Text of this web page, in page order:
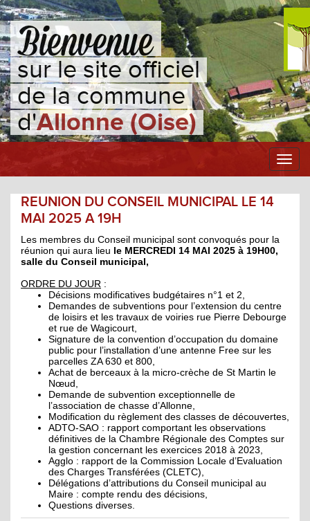
sur le site officiel
de la commune
d'Allonne (Oise)
REUNION DU CONSEIL MUNICIPAL LE 14
MAI 2025 A 19H
Les membres du Conseil municipal sont convoqués pour la
réunion qui aura lieu le MERCREDI 14 MAI 2025 à 19H00,
salle du Conseil municipal,
ORDRE DU JOUR :
Décisions modificatives budgétaires n°1 et 2,
Demandes de subventions pour l’extension du centre
de loisirs et les travaux de voiries rue Pierre Debourge
et rue de Wagicourt,
Signature de la convention d’occupation du domaine
public pour l’installation d’une antenne Free sur les
parcelles ZA 630 et 800,
Achat de berceaux à la micro-crèche de St Martin le
Nœud,
Demande de subvention exceptionnelle de
l’association de chasse d’Allonne,
Modification du règlement des classes de découvertes,
ADTO-SAO : rapport comportant les observations
définitives de la Chambre Régionale des Comptes sur
la gestion concernant les exercices 2018 à 2023,
Agglo : rapport de la Commission Locale d’Evaluation
des Charges Transférées (CLETC),
Délégations d’attributions du Conseil municipal au
Maire : compte rendu des décisions,
Questions diverses.